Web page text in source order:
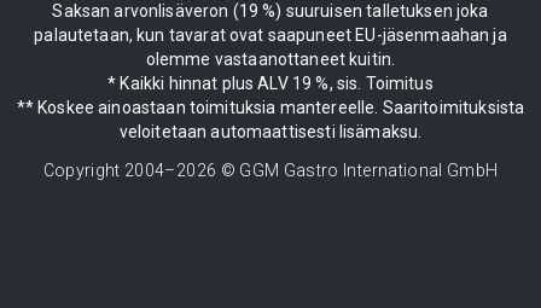
Saksan arvonlisäveron (19 %) suuruisen talletuksen joka
palautetaan, kun tavarat ovat saapuneet EU-jäsenmaahan ja
olemme vastaanottaneet kuitin.
* Kaikki hinnat plus ALV 19 %, sis. Toimitus
** Koskee ainoastaan toimituksia mantereelle. Saaritoimituksista
veloitetaan automaattisesti lisämaksu.
Copyright 2004–2026 © GGM Gastro International GmbH